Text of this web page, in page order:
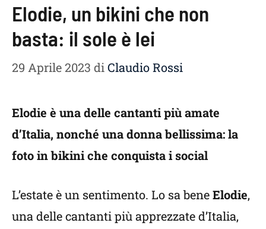
Elodie, un bikini che non
basta: il sole è lei
29 Aprile 2023 diClaudio Rossi
Elodie è una delle cantanti più amate
d’Italia, nonché una donna bellissima: la
foto in bikini che conquista i social
L’estate è un sentimento. Lo sa beneElodie,
una delle cantanti più apprezzate d’Italia,